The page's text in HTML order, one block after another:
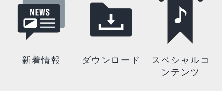
新着情報 ダウンロード
スペシャルコ
ンテンツ